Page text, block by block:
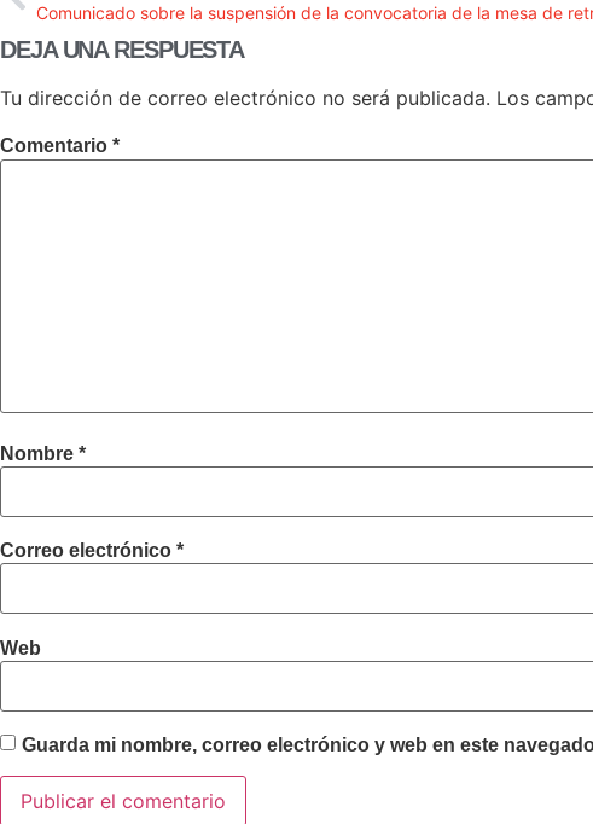
Comunicado sobre la suspensión de la convocatoria de la mesa de
DEJA UNA RESPUESTA
Tu dirección de correo electrónico no será publicada. Los
Comentario *
Nombre *
Correo electrónico *
Web
Guarda mi nombre, correo electrónico y web en este